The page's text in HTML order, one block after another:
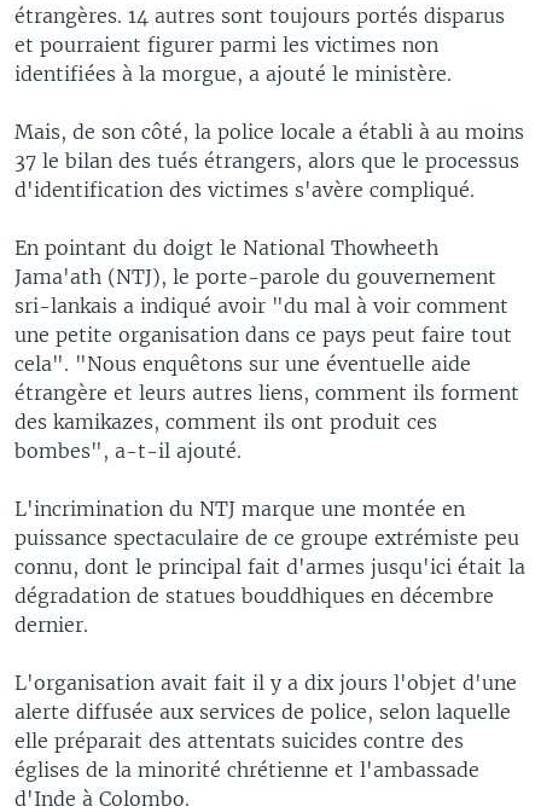
étrangères. 14 autres sont toujours portés disparus
et pourraient figurer parmi les victimes non
identifiées à la morgue, a ajouté le ministère.
Mais, de son côté, la police locale a établi à au moins
37 le bilan des tués étrangers, alors que le processus
d'identification des victimes s'avère compliqué.
En pointant du doigt le National Thowheeth
Jama'ath (NTJ), le porte-parole du gouvernement
sri-lankais a indiqué avoir "du mal à voir comment
une petite organisation dans ce pays peut faire tout
cela". "Nous enquêtons sur une éventuelle aide
étrangère et leurs autres liens, comment ils forment
des kamikazes, comment ils ont produit ces
bombes", a-t-il ajouté.
L'incrimination du NTJ marque une montée en
puissance spectaculaire de ce groupe extrémiste peu
connu, dont le principal fait d'armes jusqu'ici était la
dégradation de statues bouddhiques en décembre
dernier.
L'organisation avait fait il y a dix jours l'objet d'une
alerte diffusée aux services de police, selon laquelle
elle préparait des attentats suicides contre des
églises de la minorité chrétienne et l'ambassade
d'Inde à Colombo.